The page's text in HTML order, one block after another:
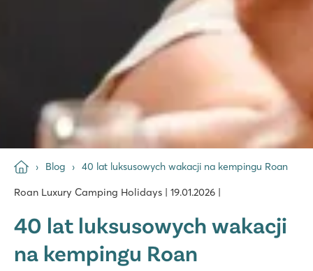
Blog 40 lat luksusowych wakacji na kempingu Roan
Roan Luxury Camping Holidays | 19.01.2026 |
40 lat luksusowych wakacji
na kempingu Roan